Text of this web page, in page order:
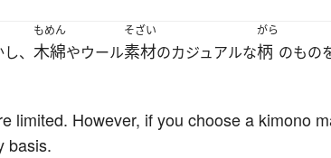
、
もめん
木綿やウール
そざい
素材のカジュアルな
がら
柄 のもの
limited. However, if you choose a kimono
basis.